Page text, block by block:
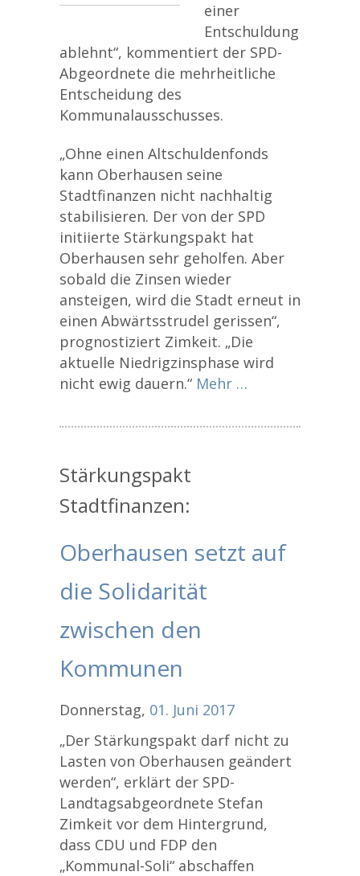
einer
Entschuldung
ablehnt“, kommentiert der SPD-
Abgeordnete die mehrheitliche
Entscheidung des
Kommunalausschusses.
„Ohne einen Altschuldenfonds
kann Oberhausen seine
Stadtfinanzen nicht nachhaltig
stabilisieren. Der von der SPD
initiierte Stärkungspakt hat
Oberhausen sehr geholfen. Aber
sobald die Zinsen wieder
ansteigen, wird die Stadt erneut in
einen Abwärtsstrudel gerissen“,
prognostiziert Zimkeit. „Die
aktuelle Niedrigzinsphase wird
nicht ewig dauern.“ Mehr …
Stärkungspakt
Stadtfinanzen:
Oberhausen setzt auf
die Solidarität
zwischen den
Kommunen
Donnerstag, 01. Juni 2017
„Der Stärkungspakt darf nicht zu
Lasten von Oberhausen geändert
werden“, erklärt der SPD-
Landtagsabgeordnete Stefan
Zimkeit vor dem Hintergrund,
dass CDU und FDP den
„Kommunal-Soli“ abschaffen